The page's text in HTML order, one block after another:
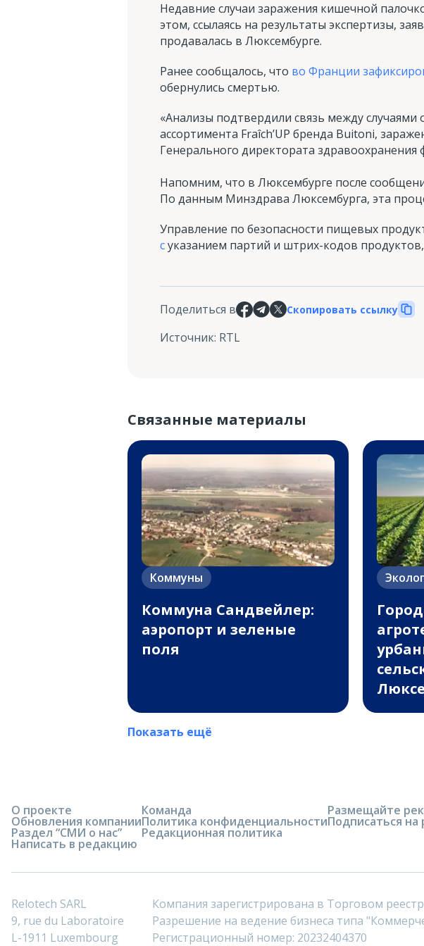
Недавние случаи заражения кишечной
этом, ссылаясь на результаты экспертизы,
продавалась в Люксембурге.
Ранее сообщалось, что во Франции
обернулись смертью.
«Анализы подтвердили связь между
ассортимента Fraîch’UP бренда Buitoni,
Генерального директората здравоохранения
Напомним, что в Люксембурге после
По данным Минздрава Люксембурга, эта
Управление по безопасности пищевых
суказанием партий и штрих-кодов
Поделиться в Скопировать ссылку
Источник: RTL
Связанные материалы
Коммуны
Коммуна Сандвейлер:
аэропорт и зеленые
поля
Показать ещё
О проекте
Обновления компании
Раздел “СМИ о нас”
Написать в редакцию
Команда
Политика конфиденциальности
Редакционная политика
Размещайте
Подписаться на
Relotech SARL
9, rue du Laboratoire
L-1911 Luxembourg
Компания зарегистрирована в Торговом
Разрешение на ведение бизнеса типа
Регистрационный номер: 20232404370